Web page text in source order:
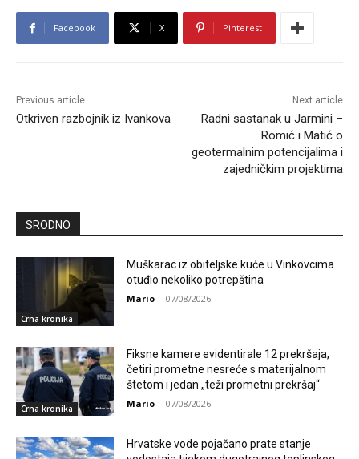
Facebook X Pinterest
Previous article
Otkriven razbojnik iz Ivankova
Next article
Radni sastanak u Jarmini –
Romić i Matić o
geotermalnim potencijalima i
zajedničkim projektima
SRODNO
Crna kronika
Muškarac iz obiteljske kuće u Vinkovcima
otuđio nekoliko potrepština
Mario - 07/08/2026
Crna kronika
Fiksne kamere evidentirale 12 prekršaja,
četiri prometne nesreće s materijalnom
štetom i jedan „teži prometni prekršaj“
Mario - 07/08/2026
Hrvatske vode pojačano prate stanje